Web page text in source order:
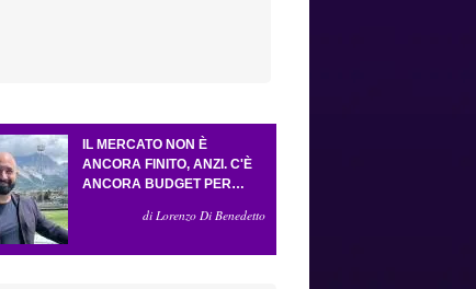
IL MERCATO NON È
ANCORA FINITO, ANZI. C'È
ANCORA BUDGET PER
COLPO IMPORTANTE E
di Lorenzo Di Benedetto